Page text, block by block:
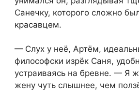
Санечку, которого сложно
красавцем.
— Слух у неё, Артём,
философски изрёк Саня,
устраиваясь на бревне. — Я
жену чуть слышнее, чем